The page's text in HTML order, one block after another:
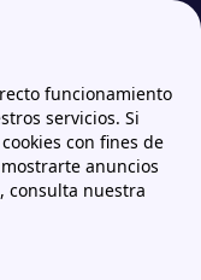
funcionamiento
servicios. Si
con fines de
anuncios
consulta nuestra
¿Cuánto tarda dar de alta la luz en 2026 y por qué se retrasa?
de alta
qué se